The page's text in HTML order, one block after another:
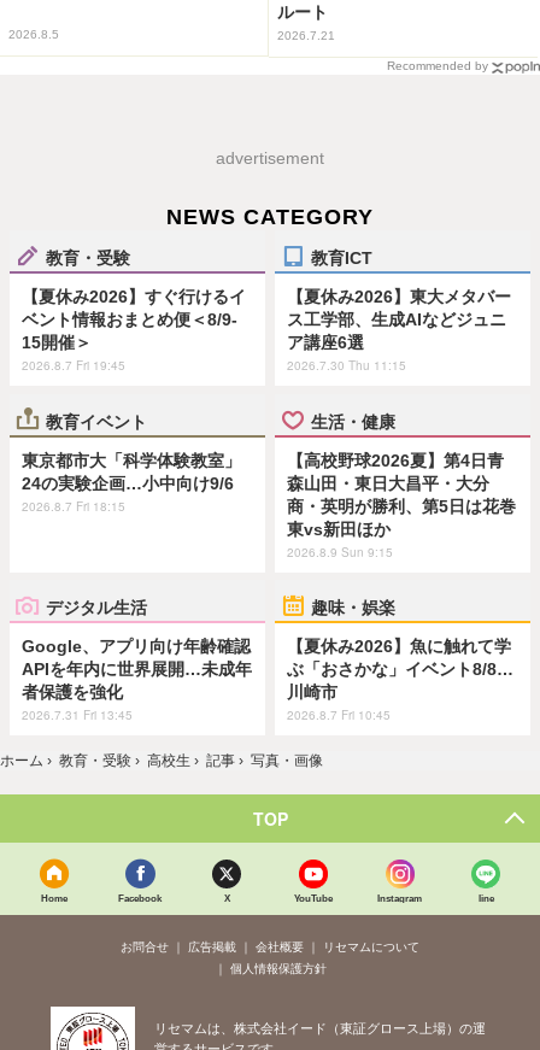
2026.8.5
ルート
2026.7.21
Recommended by
advertisement
NEWS CATEGORY
教育・受験
【夏休み2026】すぐ行けるイ
ベント情報おまとめ便＜8/9-
15開催＞
2026.8.7 Fri 19:45
教育ICT
【夏休み2026】東大メタバー
ス工学部、生成AIなどジュニ
ア講座6選
2026.7.30 Thu 11:15
教育イベント
東京都市大「科学体験教室」
24の実験企画…小中向け9/6
2026.8.7 Fri 18:15
生活・健康
【高校野球2026夏】第4日青
森山田・東日大昌平・大分
商・英明が勝利、第5日は花巻
東vs新田ほか
2026.8.9 Sun 9:15
デジタル生活
Google、アプリ向け年齢確認
APIを年内に世界展開…未成年
者保護を強化
2026.7.31 Fri 13:45
趣味・娯楽
【夏休み2026】魚に触れて学
ぶ「おさかな」イベント8/8…
川崎市
2026.8.7 Fri 10:45
ホーム › 教育・受験 › 高校生 › 記事 › 写真・画像
TOP
Home Facebook X YouTube Instagram line
お問合せ 広告掲載 会社概要
リセマムについて
個人情報保護方針
リセマムは、株式会社イード（東証グロース上場）の運